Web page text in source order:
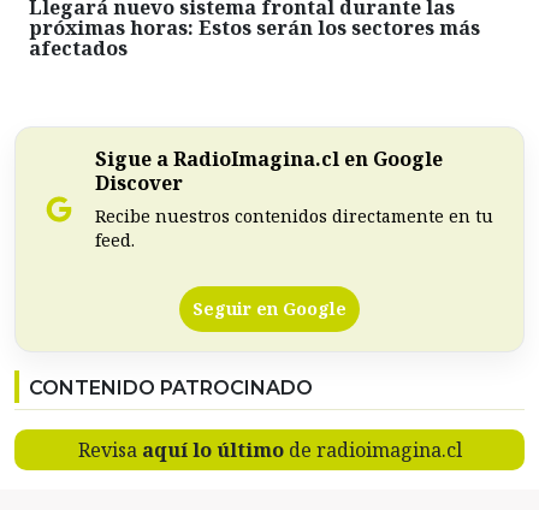
Llegará nuevo sistema frontal durante las
próximas horas: Estos serán los sectores más
afectados
Sigue a RadioImagina.cl en Google
Discover
Recibe nuestros contenidos directamente en tu
feed.
Seguir en Google
CONTENIDO PATROCINADO
Revisa aquí lo últimode radioimagina.cl